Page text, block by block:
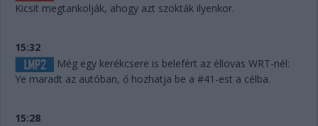
Kicsit megtankolják, ahogy azt szokták ilyenkor.
15:32
Még egy kerékcsere is belefért az éllovas WRT-nél:
Ye maradt az autóban, ő hozhatja be a #41-est a célba.
15:28